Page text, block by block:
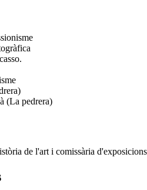
(La pedrera)
de l'art i comissària